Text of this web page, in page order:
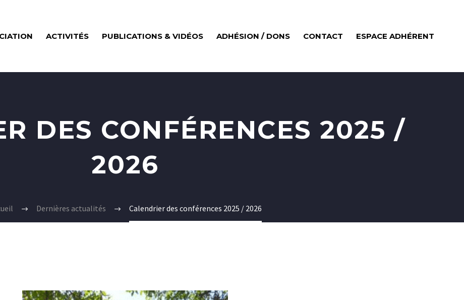
ACTIVITÉS PUBLICATIONS & VIDÉOS ADHÉSION / DONS CONTACT ESPACE ADHÉRENT
DES CONFÉRENCES 2025 /
2026
Dernières actualités Calendrier des conférences 2025 / 2026